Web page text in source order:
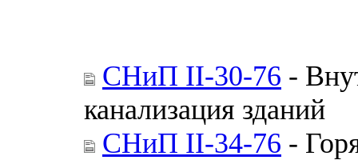
СНиП II-30-76 -
канализация зданий
СНиП II-34-76 -